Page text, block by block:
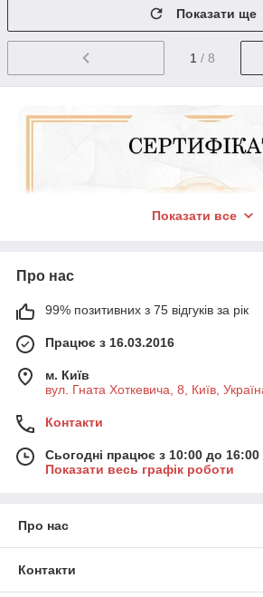
Показати ще
1 / 8
Практично всі серії ручок Parker
й елемент). Залежно від Ваших смаків та
Також для повноти відчуття від письма
можете спробувати і порівняти комфорт
Показати все
Про нас
99% позитивних з 75 відгуків за рік
Працює з 16.03.2016
м. Київ
вул. Гната Хоткевича, 8, Київ,
Контакти
Сьогодні працює з 10:00 до 16:00
Показати весь графік роботи
Про нас
Контакти